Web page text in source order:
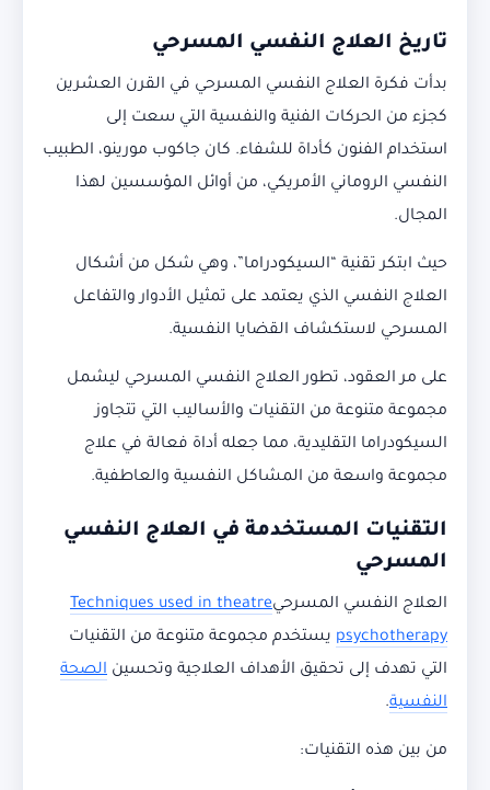
تاريخ العلاج النفسي المسرحي
بدأت فكرة العلاج النفسي المسرحي في القرن العشرين
كجزء من الحركات الفنية والنفسية التي سعت إلى
استخدام الفنون كأداة للشفاء. كان جاكوب مورينو، الطبيب
النفسي الروماني الأمريكي، من أوائل المؤسسين لهذا
المجال.
حيث ابتكر تقنية “السيكودراما”، وهي شكل من أشكال
العلاج النفسي الذي يعتمد على تمثيل الأدوار والتفاعل
المسرحي لاستكشاف القضايا النفسية.
على مر العقود، تطور العلاج النفسي المسرحي ليشمل
مجموعة متنوعة من التقنيات والأساليب التي تتجاوز
السيكودراما التقليدية، مما جعله أداة فعالة في علاج
مجموعة واسعة من المشاكل النفسية والعاطفية.
التقنيات المستخدمة في العلاج النفسي
المسرحي
العلاج النفسي المسرحيTechniques used in theatre
psychotherapy يستخدم مجموعة متنوعة من التقنيات
التي تهدف إلى تحقيق الأهداف العلاجية وتحسين الصحة
النفسية.
من بين هذه التقنيات: